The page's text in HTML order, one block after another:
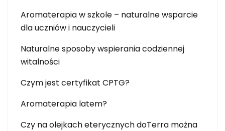
Aromaterapia w szkole – naturalne wsparcie
dla uczniów i nauczycieli
Naturalne sposoby wspierania codziennej
witalności
Czym jest certyfikat CPTG?
Aromaterapia latem?
Czy na olejkach eterycznych doTerra można